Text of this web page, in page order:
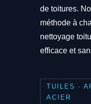
de toitures.
méthode à
nettoyage
efficace et
TUILES ·
ACIER